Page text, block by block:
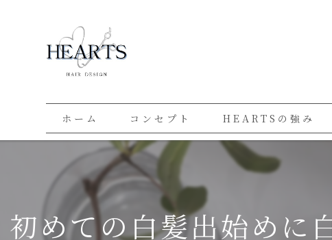
ホーム コンセプト HEARTSの強み
初めての白髪出始めに